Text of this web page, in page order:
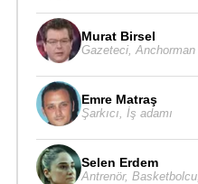
Murat Birsel
Gazeteci Anchorman
Emre Matraş
Şarkıcı İş adamı
Selen Erdem
Antrenör, Basketbolcu